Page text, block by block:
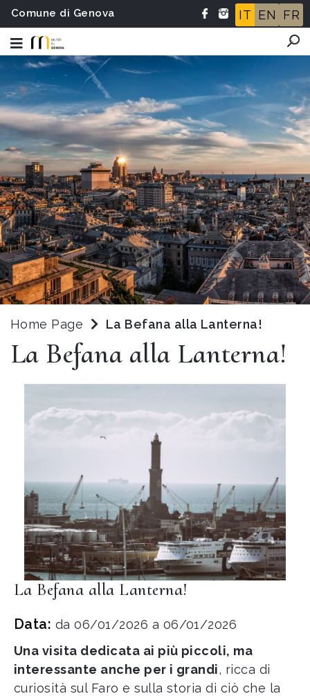
Comune di Genova IT EN FR
Home Page La Befana alla Lanterna!
La Befana alla Lanterna!
La Befana alla Lanterna!
Data: da 06/01/2026 a 06/01/2026
Una visita dedicata ai più piccoli, ma
interessante anche per i grandi, ricca di
curiosità sul Faro e sulla storia di ciò che la